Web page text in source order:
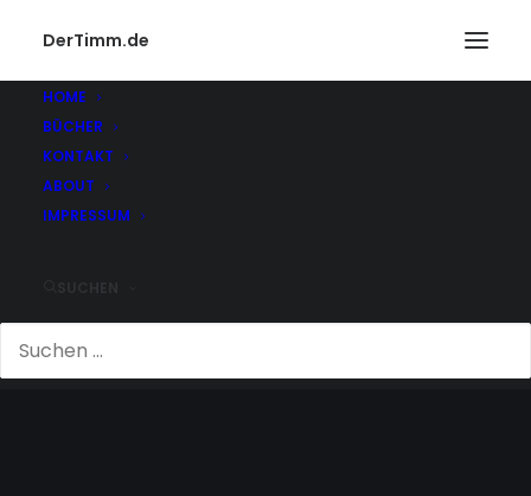
DerTimm.de
HOME
BÜCHER
KONTAKT
ABOUT
IMPRESSUM